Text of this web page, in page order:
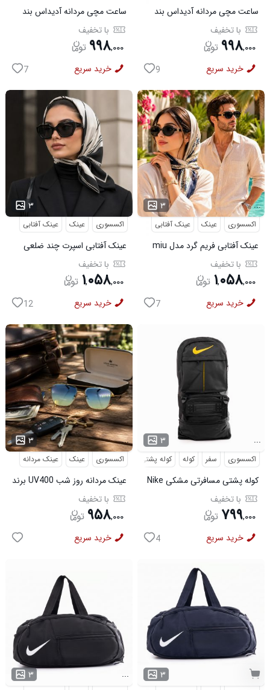
ساعت مچی مردانه آدیداس بند
استیل فنری لوکس نقره ای
با تخفیف
۹۹۸,۰۰۰
خرید سریع 7
ساعت مچی مردانه آدیداس بند
استیل فنری لوکس مشکی
با تخفیف
۹۹۸,۰۰۰
خرید سریع 9
۳
اکسسوری عینک عینک آفتابی
عینک آفتابی اسپرت چند ضلعی
مدل Dior با تخفیف
۱,۰۵۸,۰۰۰
خرید سریع 12
۳ ...
اکسسوری عینک عینک آفتابی
عینک آفتابی فریم گرد مدل miu
miu با تخفیف
۱,۰۵۸,۰۰۰
خرید سریع 7
۳ ...
اکسسوری عینک عینک مردانه
عینک مردانه روز شب UV400 برند
میباخ با تخفیف
۹۵۸,۰۰۰
خرید سریع
۳ ...
اکسسوری سفر کوله کوله پشتی مسافرتی
کوله پشتی مسافرتی مشکی Nike
مدل 50693 با تخفیف
۷۹۹,۰۰۰
خرید سریع 4
۳ ... ۳